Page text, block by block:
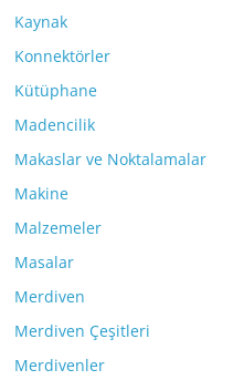
Kaynak
Konnektörler
Kütüphane
Madencilik
Makaslar ve Noktalamalar
Makine
Malzemeler
Masalar
Merdiven
Merdiven Çeşitleri
Merdivenler